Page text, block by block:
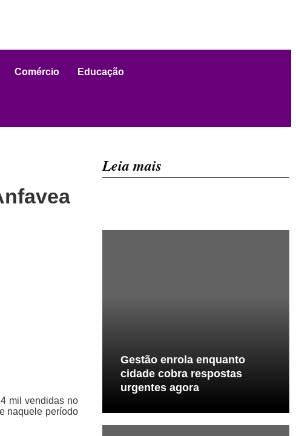
Comércio Educação
mil vendidas no
naquele período
Leia mais
Gestão enrola enquanto
cidade cobra respostas
urgentes agora